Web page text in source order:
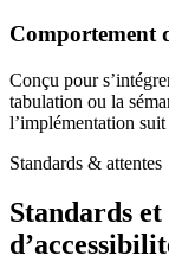
Comportement
Conçu pour
tabulation ou la
l’implémentation
Standards & attentes
Standards et